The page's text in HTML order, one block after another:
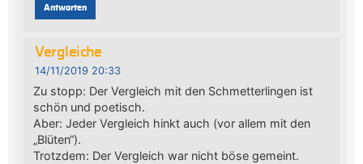
Antworten
Vergleiche
14/11/2019 20:33
Zu stopp: Der Vergleich mit den Schmetterlingen ist
schön und poetisch.
Aber: Jeder Vergleich hinkt auch (vor allem mit den
„Blüten“).
Trotzdem: Der Vergleich war nicht böse gemeint.